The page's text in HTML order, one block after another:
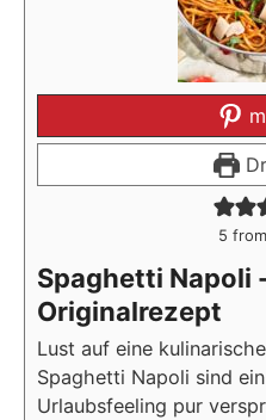
5
Spaghetti Napoli
Originalrezept
Lust auf eine
Spaghetti Napoli sind
Urlaubsfeeling pur